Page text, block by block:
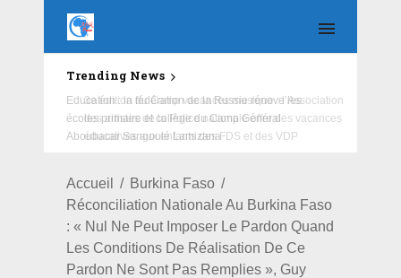
Trending News
Education : la fédération de la Russie rénove les
écoles primaire et collège du Camp Général
Aboubacar Sangoulé Lamizana
Accueil
Burkina Faso
Réconciliation Nationale Au Burkina Faso
: « Nul Ne Peut Imposer Le Pardon Quand
Les Conditions De Réalisation De Ce
Pardon Ne Sont Pas Remplies », Guy